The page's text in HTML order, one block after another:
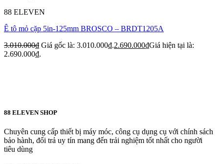
88 ELEVEN
Ê tô mỏ cặp 5in-125mm BROSCO – BRDT1205A
3.010.000₫ Giá gốc là: 3.010.000₫.2.690.000₫Giá hiện tại là:
2.690.000₫.
88 ELEVEN SHOP
Chuyên cung cấp thiết bị máy móc, công cụ dụng cụ với chính sách
bảo hành, đổi trả uy tín mang đến trải nghiệm tốt nhất cho người
tiêu dùng